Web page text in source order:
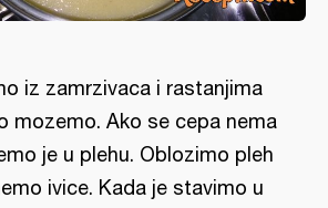
iz zamrzivaca i rastanjima
mozemo. Ako se cepa nema
je u plehu. Oblozimo pleh
ivice. Kada je stavimo u